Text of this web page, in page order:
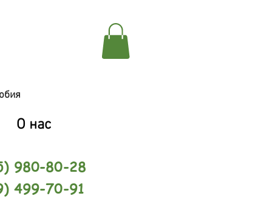
О нас
980-80-28
499-70-91